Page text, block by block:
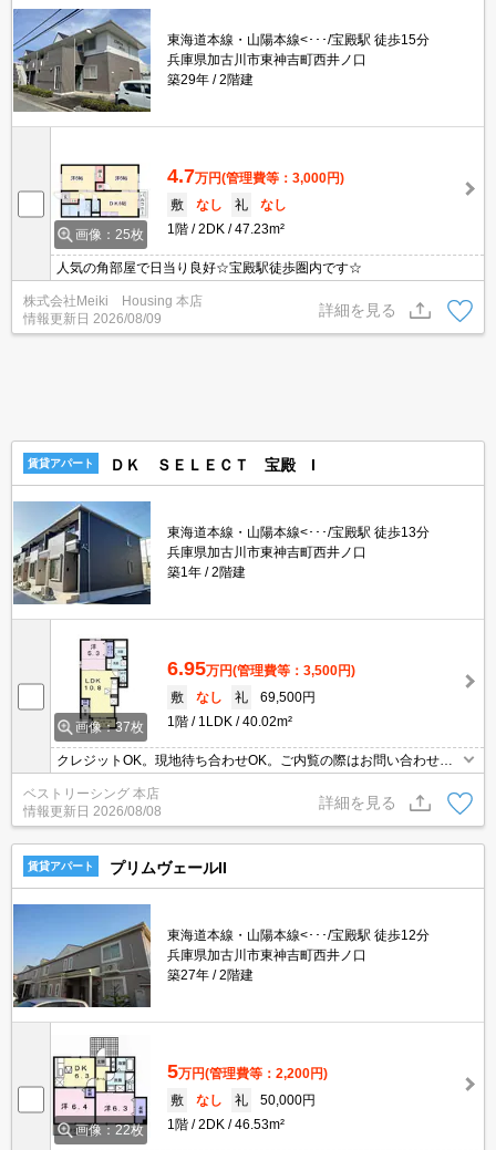
東海道本線・山陽本線<･･･/宝殿駅 徒歩15分
兵庫県加古川市東神吉町西井ノ口
築29年
2階建
画像：25枚
4.7万円(管理費等：3,000円)
敷
なし 礼
なし
1階
2DK 47.23m²
人気の角部屋で日当り良好☆宝殿駅徒歩圏内です☆
株式会社Meiki Housing 本店
情報更新日 2026/08/09
詳細を見る
賃貸アパート ＤＫ ＳＥＬＥＣＴ 宝殿 I
東海道本線・山陽本線<･･･/宝殿駅 徒歩13分
兵庫県加古川市東神吉町西井ノ口
築1年
2階建
画像：37枚
6.95万円(管理費等：3,500円)
敷
なし 礼
69,500円
1階
1LDK 40.02m²
クレジットOK。現地待ち合わせOK。ご内覧の際はお問い合わせく
ださい。
ベストリーシング 本店
情報更新日 2026/08/08
詳細を見る
賃貸アパート プリムヴェールII
東海道本線・山陽本線<･･･/宝殿駅 徒歩12分
兵庫県加古川市東神吉町西井ノ口
築27年
2階建
画像：22枚
5万円(管理費等：2,200円)
敷
なし 礼
50,000円
1階
2DK 46.53m²